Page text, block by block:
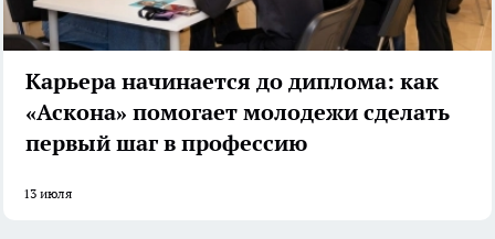
Карьера начинается до диплома: как
«Аскона» помогает молодежи сделать
первый шаг в профессию
13 июля